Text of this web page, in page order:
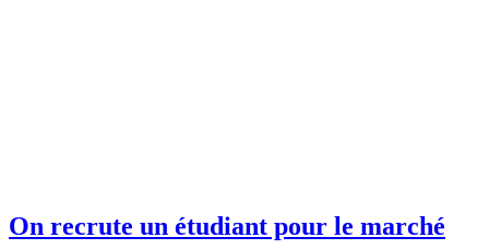
On recrute un étudiant pour le marché